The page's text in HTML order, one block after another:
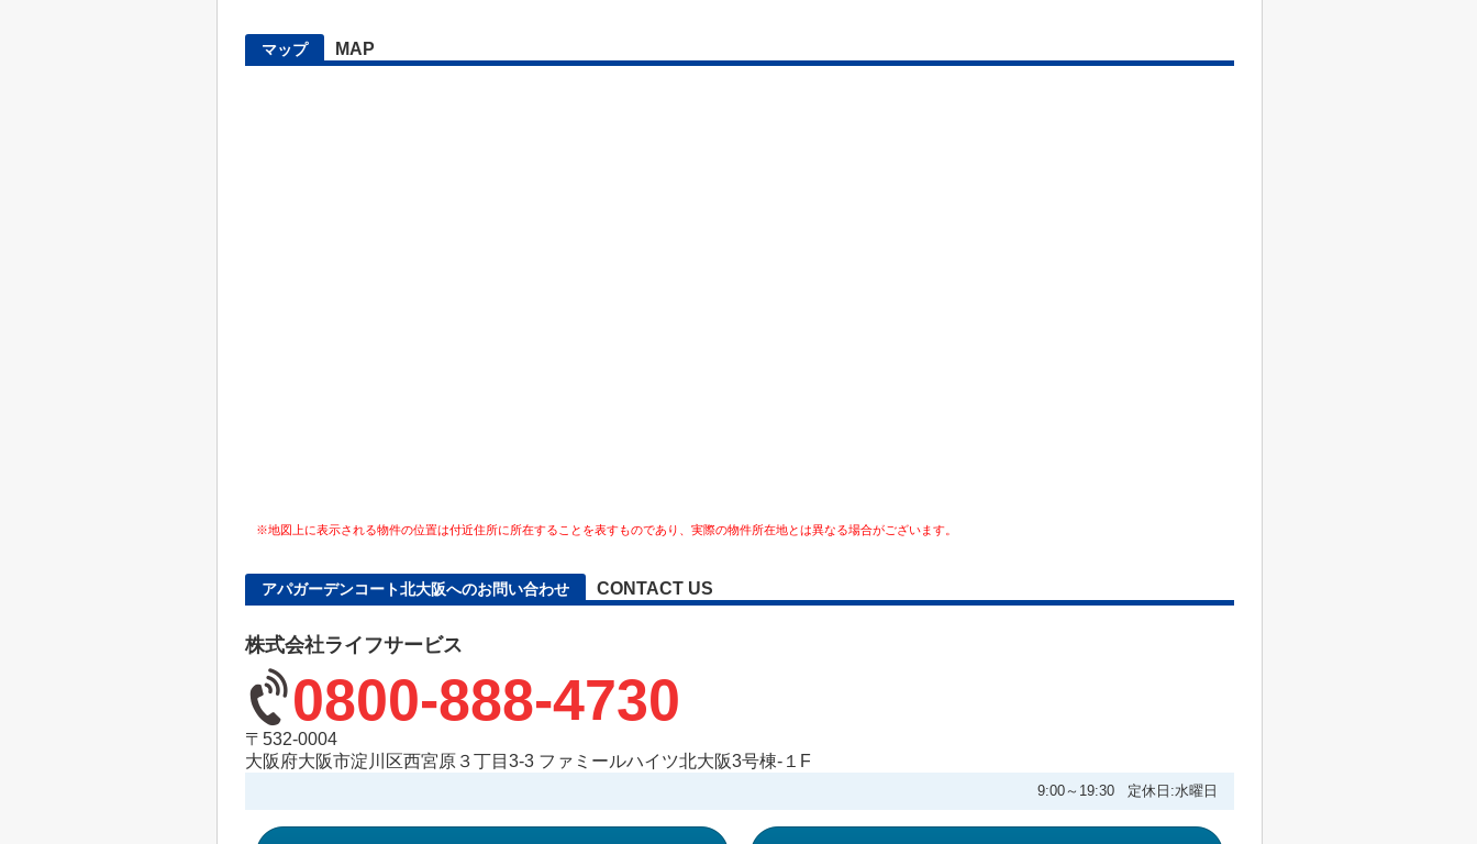
マップ MAP
※地図上に表示される物件の位置は付近住所に所在することを表すものであり、実際の物件所在地とは異なる場合がございます。
アパガーデンコート北大阪へのお問い合わせ CONTACT US
株式会社ライフサービス
0800-888-4730
〒532-0004
大阪府大阪市淀川区西宮原３丁目3-3 ファミールハイツ北大阪3号棟-１F
9:00～19:30 定休日:水曜日